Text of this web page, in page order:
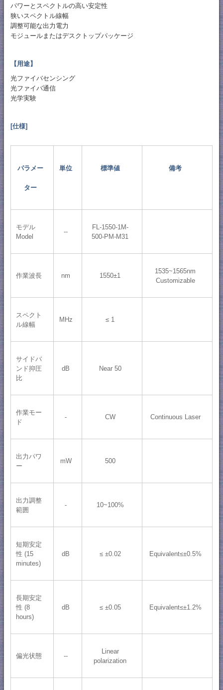
パワーとスペクトルの高い安定性
狭いスペクトル線幅
調整可能な出力電力
モジュールまたはデスクトップパッケージ
【用途】
光ファイバセンシング
光ファイバ通信
光学実験
[仕様]
パラメー
ター
単位 標準値 備考
モデル
Model
--
FL-1550-1M-
500-PM-M31
作業波長 nm 1550±1
1535~1565nm
Customizable
スペクト
ル線幅
MHz ≤ 1
サイドバ
ンド抑圧
比
dB Near 50
作業モー
ド
- CW Continuous Laser
出力パワ
ー
mW 500
出力調整
範囲
- 10~100%
短期安定
性 (15
minutes)
dB ≤ ±0.02 Equivalent≤±0.5%
長期安定
性 (8
hours)
dB ≤ ±0.05 Equivalent≤±1.2%
偏光状態 --
Linear
polarization